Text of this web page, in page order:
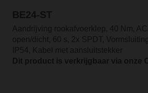
BE24-ST
Aandrijving rookafvoerklep, 40 Nm,
open/dicht, 60 s, 2x SPDT,
IP54, Kabel met aansluitstekker
Dit product is verkrijgbaar via onze